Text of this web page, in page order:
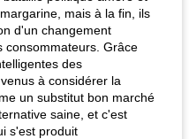
mais à la fin, ils
d'un changement
consommateurs. Grâce
des
à considérer la
un substitut bon marché
saine, et c'est
s'est produit